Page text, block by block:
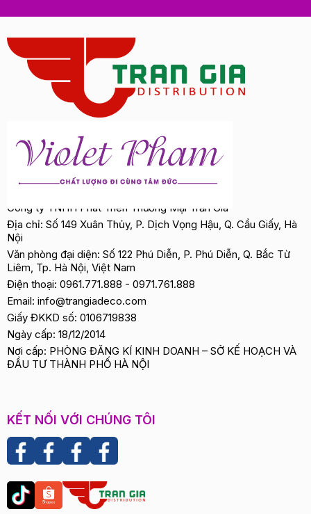
Công ty TNHH Phát Triển Thương Mại Trần Gia
Địa chỉ: Số 149 Xuân Thủy, P. Dịch Vọng Hậu, Q. Cầu Giấy, Hà
Nội
Văn phòng đại diện: Số 122 Phú Diễn, P. Phú Diễn, Q. Bắc Từ
Liêm, Tp. Hà Nội, Việt Nam
Điện thoại: 0961.771.888 - 0971.761.888
Email: info@trangiadeco.com
Giấy ĐKKD số: 0106719838
Ngày cấp: 18/12/2014
Nơi cấp: PHÒNG ĐĂNG KÍ KINH DOANH – SỞ KẾ HOẠCH VÀ
ĐẦU TƯ THÀNH PHỐ HÀ NỘI
KẾT NỐI VỚI CHÚNG TÔI